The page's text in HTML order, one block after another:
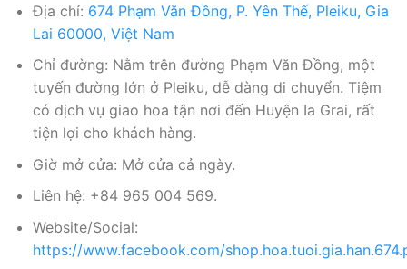
Địa chỉ: 674 Phạm Văn Đồng, P. Yên Thế, Pleiku, Gia
Lai 60000, Việt Nam
Chỉ đường: Nằm trên đường Phạm Văn Đồng, một
tuyến đường lớn ở Pleiku, dễ dàng di chuyển. Tiệm
có dịch vụ giao hoa tận nơi đến Huyện Ia Grai, rất
tiện lợi cho khách hàng.
Giờ mở cửa: Mở cửa cả ngày.
Liên hệ: +84 965 004 569.
Website/Social:
https://www.facebook.com/